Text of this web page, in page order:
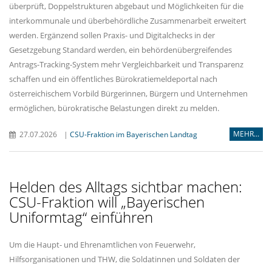
überprüft, Doppelstrukturen abgebaut und Möglichkeiten für die
interkommunale und überbehördliche Zusammenarbeit erweitert
werden. Ergänzend sollen Praxis- und Digitalchecks in der
Gesetzgebung Standard werden, ein behördenübergreifendes
Antrags-Tracking-System mehr Vergleichbarkeit und Transparenz
schaffen und ein öffentliches Bürokratiemeldeportal nach
österreichischem Vorbild Bürgerinnen, Bürgern und Unternehmen
ermöglichen, bürokratische Belastungen direkt zu melden.
27.07.2026 | CSU-Fraktion im Bayerischen Landtag MEHR...
Helden des Alltags sichtbar machen:
CSU-Fraktion will „Bayerischen
Uniformtag“ einführen
Um die Haupt- und Ehrenamtlichen von Feuerwehr,
Hilfsorganisationen und THW, die Soldatinnen und Soldaten der